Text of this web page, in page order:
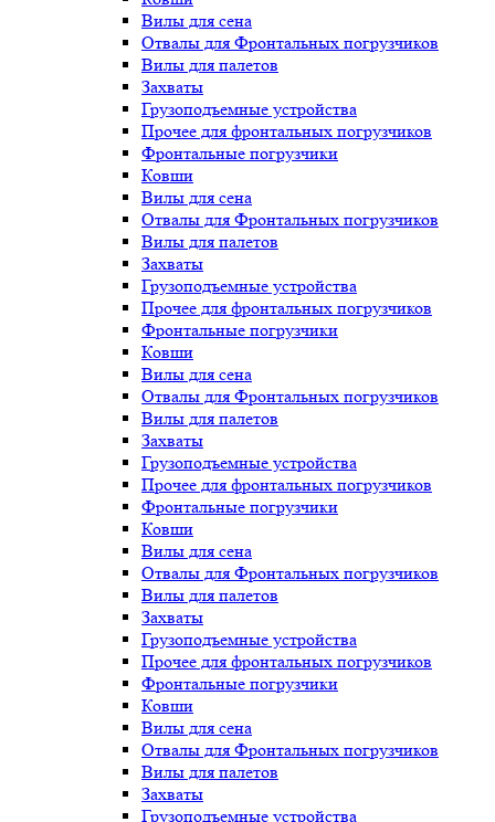
Вилы для сена
Отвалы для Фронтальных погрузчиков
Вилы для палетов
Захваты
Грузоподъемные устройства
Прочее для фронтальных погрузчиков
Фронтальные погрузчики
Ковши
Вилы для сена
Отвалы для Фронтальных погрузчиков
Вилы для палетов
Захваты
Грузоподъемные устройства
Прочее для фронтальных погрузчиков
Фронтальные погрузчики
Ковши
Вилы для сена
Отвалы для Фронтальных погрузчиков
Вилы для палетов
Захваты
Грузоподъемные устройства
Прочее для фронтальных погрузчиков
Фронтальные погрузчики
Ковши
Вилы для сена
Отвалы для Фронтальных погрузчиков
Вилы для палетов
Захваты
Грузоподъемные устройства
Прочее для фронтальных погрузчиков
Фронтальные погрузчики
Ковши
Вилы для сена
Отвалы для Фронтальных погрузчиков
Вилы для палетов
Захваты
Грузоподъемные устройства